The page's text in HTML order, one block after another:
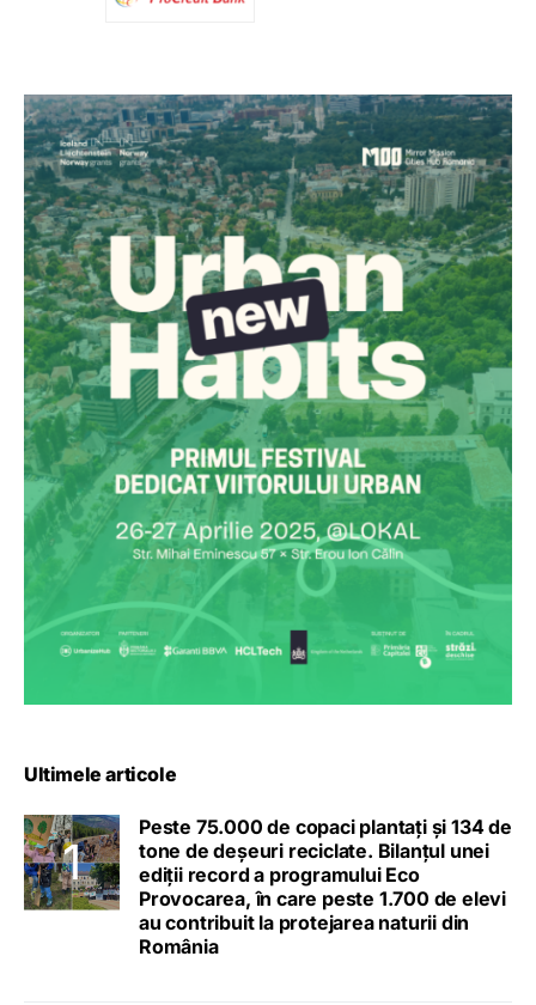
Ultimele articole
Peste 75.000 de copaci plantați și 134 de
tone de deșeuri reciclate. Bilanțul unei
ediții record a programului Eco
Provocarea, în care peste 1.700 de elevi
au contribuit la protejarea naturii din
România